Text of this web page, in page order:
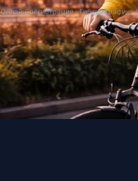
Онлайн-регистрация · Гибкий график